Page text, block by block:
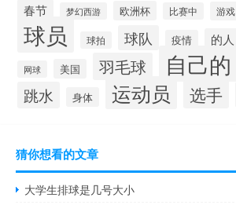
春节 梦幻西游 欧洲杯 比赛中 游戏
球员 球拍 球队 疫情 的人
网球 美国 羽毛球 自己的
跳水 身体 运动员 选手
猜你想看的文章
大学生排球是几号大小